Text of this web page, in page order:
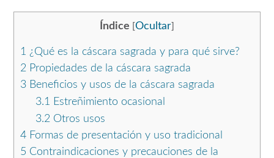
Índice Ocultar
1 ¿Qué es la cáscara sagrada y para qué sirve?
2 Propiedades de la cáscara sagrada
3 Beneficios y usos de la cáscara sagrada
3.1 Estreñimiento ocasional
3.2Otros usos
4 Formas de presentación y uso tradicional
5 Contraindicaciones y precauciones de la